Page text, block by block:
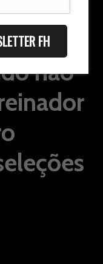
FHa
não